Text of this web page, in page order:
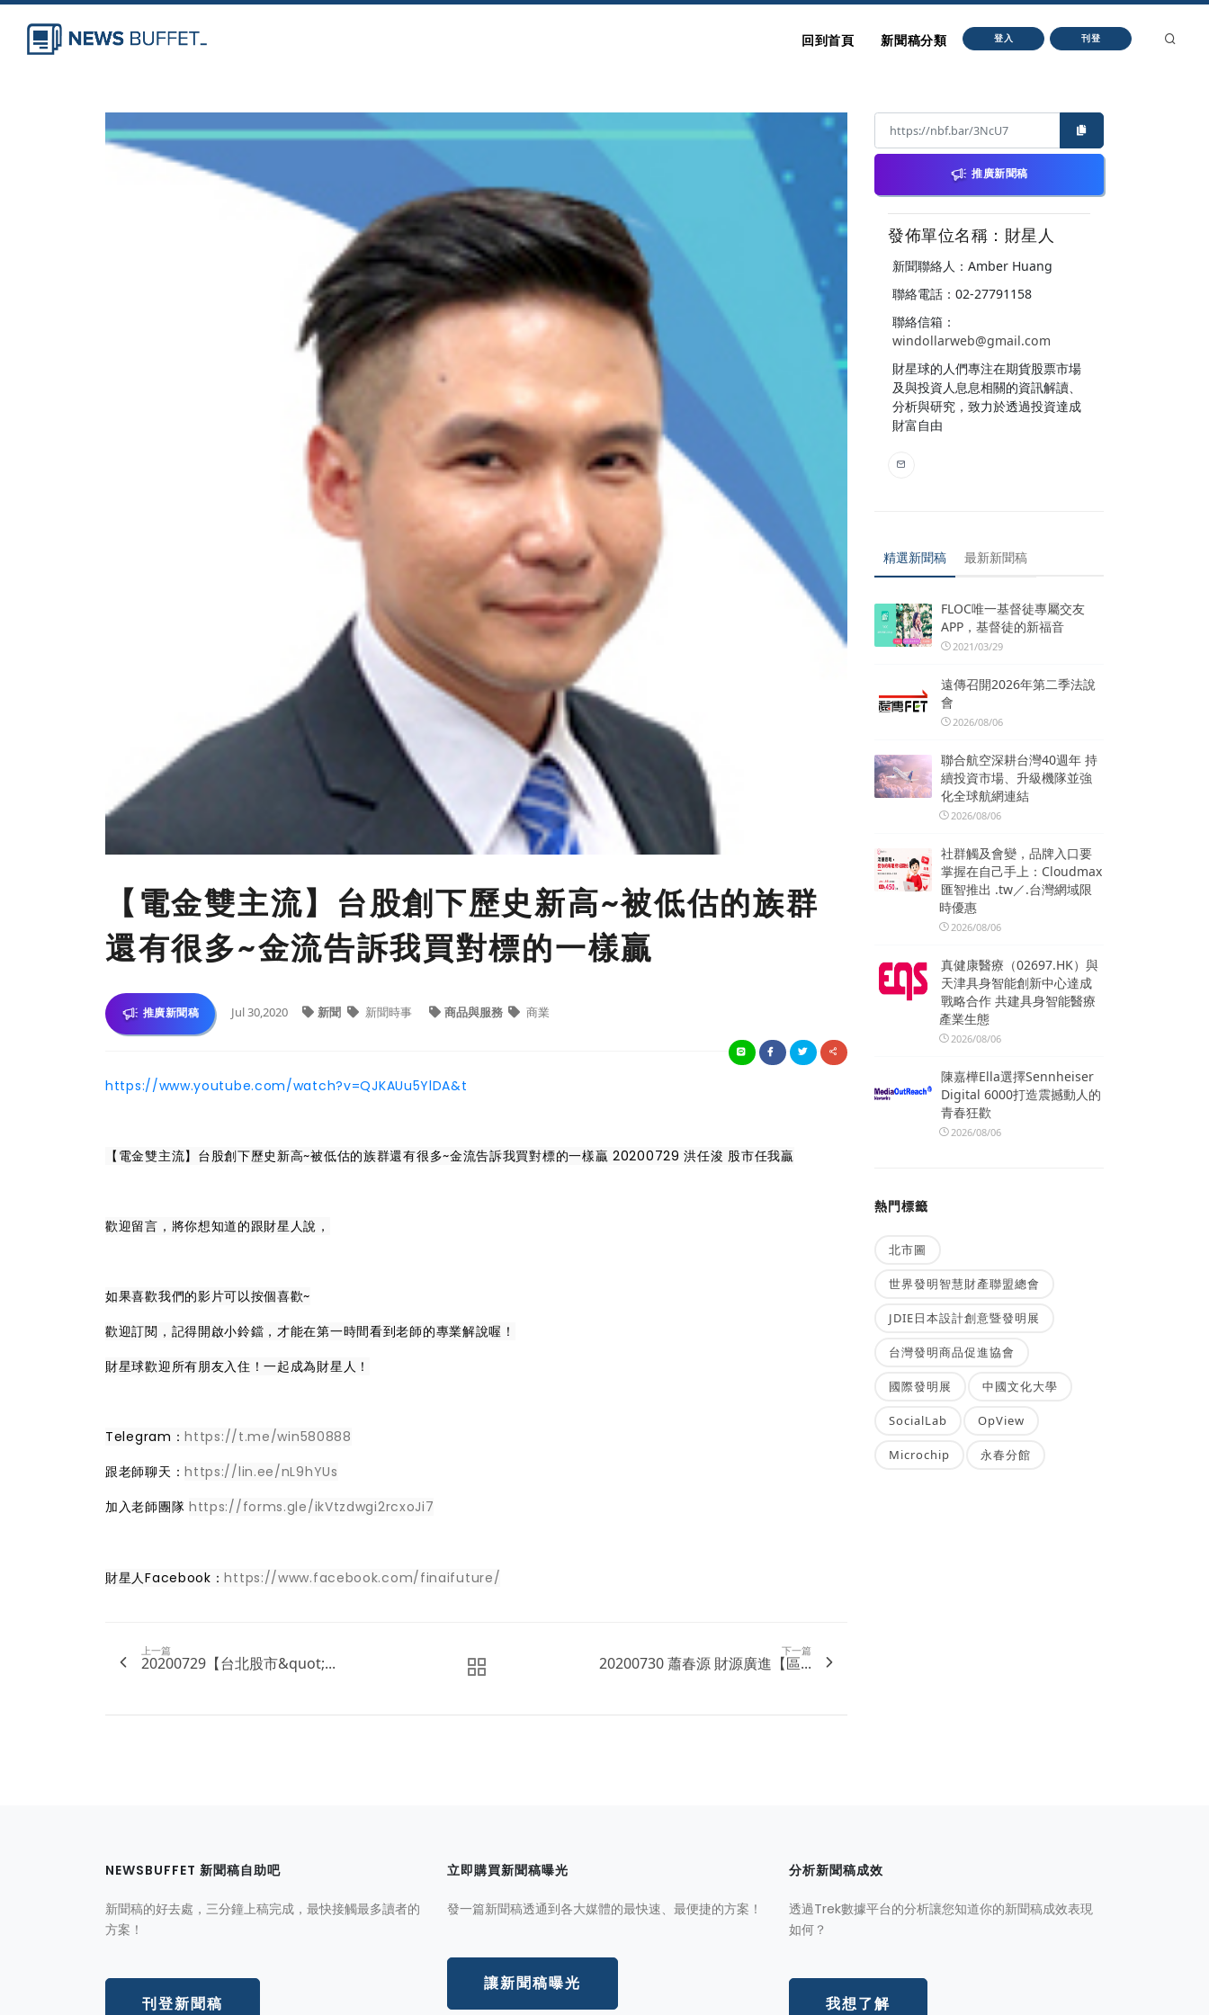
回到首頁 新聞稿分類 登入 刊登
【電金雙主流】台股創下歷史新高~被低估的族群
還有很多~金流告訴我買對標的一樣贏
推廣新聞稿 Jul 30,2020 新聞 新聞時事 商品與服務 商業
https://www.youtube.com/watch?v=QJKAUu5YlDA&t
【電金雙主流】台股創下歷史新高~被低估的族群還有很多~金流告訴我買對標的一樣贏 20200729 洪任浚 股市任我贏
歡迎留言，將你想知道的跟財星人說，
如果喜歡我們的影片可以按個喜歡~
歡迎訂閱，記得開啟小鈴鐺，才能在第一時間看到老師的專業解說喔！
財星球歡迎所有朋友入住！一起成為財星人！
Telegram：https://t.me/win580888
跟老師聊天：https://lin.ee/nL9hYUs
加入老師團隊 https://forms.gle/ikVtzdwgi2rcxoJi7
財星人Facebook：https://www.facebook.com/finaifuture/
上一篇
20200729【台北股市&quot;...
下一篇
20200730 蕭春源 財源廣進【區...
推廣新聞稿
發佈單位名稱：財星人
新聞聯絡人：Amber Huang
聯絡電話：02-27791158
聯絡信箱：
windollarweb@gmail.com
財星球的人們專注在期貨股票市場
及與投資人息息相關的資訊解讀、
分析與研究，致力於透過投資達成
財富自由
精選新聞稿 最新新聞稿
FLOC唯一基督徒專屬交友
APP，基督徒的新福音
2021/03/29
遠傳召開2026年第二季法說
會
2026/08/06
聯合航空深耕台灣40週年 持
續投資市場、升級機隊並強
化全球航網連結
2026/08/06
社群觸及會變，品牌入口要
掌握在自己手上：Cloudmax
匯智推出 .tw／.台灣網域限
時優惠
2026/08/06
真健康醫療（02697.HK）與
天津具身智能創新中心達成
戰略合作 共建具身智能醫療
產業生態
2026/08/06
陳嘉樺Ella選擇Sennheiser
Digital 6000打造震撼動人的
青春狂歡
2026/08/06
熱門標籤
北市圖
世界發明智慧財產聯盟總會
JDIE日本設計創意暨發明展
台灣發明商品促進協會
國際發明展 中國文化大學
SocialLab OpView
Microchip 永春分館
NEWSBUFFET 新聞稿自助吧
新聞稿的好去處，三分鐘上稿完成，最快接觸最多讀者的
方案！
刊登新聞稿
立即購買新聞稿曝光
發一篇新聞稿透通到各大媒體的最快速、最便捷的方案！
讓新聞稿曝光
分析新聞稿成效
透過Trek數據平台的分析讓您知道你的新聞稿成效表現
如何？
我想了解